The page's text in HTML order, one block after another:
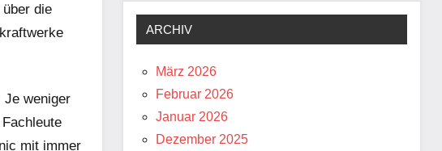
die
Je weniger
mit immer
ARCHIV
März 2026
Februar 2026
Januar 2026
Dezember 2025